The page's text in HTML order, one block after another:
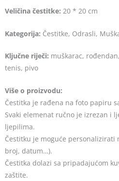
Veličina čestitke: 20 * 20 cm
Kategorija: Čestitke, Odrasli,
Ključne riječi: muškarac,
tenis, pivo
Više o proizvodu:
Čestitka je rađena na foto papiru
Svaki elemenat ručno je izrezan i
ljepilima.
Čestitku je moguće
broj, datum…).
Čestitka dolazi sa pripadajućom
zaštite.